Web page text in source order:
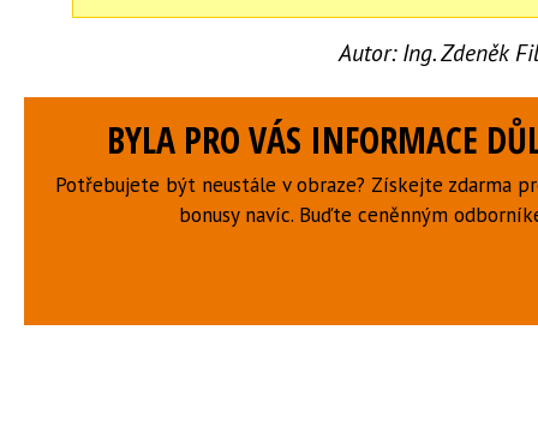
Autor: Ing. Zdeněk
BYLA PRO VÁS INFORMACE
Potřebujete být neustále v obraze? Získejte zdarma
bonusy navíc. Buďte ceněnným